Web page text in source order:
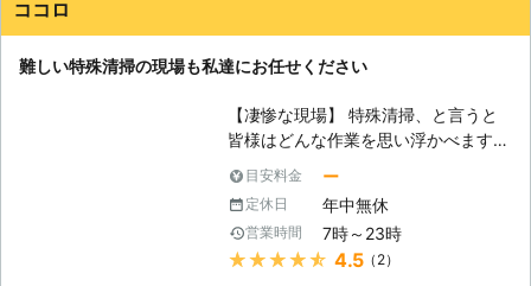
す。遺体から発生した臭いというのは
し、また腐敗した遺体から細菌が発生
している危険性もあるので、知識、経
験や装備がないとできないでしょう。
そのためにクリーンサービスは孤独死
が発生した物件の管理者から非常に頼
られる存在なのです。 【臭いの辛
さ】 腐敗臭というのはイメージする
たです。
2016年12月29日
ココロ
難しい特殊清掃の現場も私達にお任せください
【凄惨な現場】 特殊清掃、と言うと
皆様はどんな作業を思い浮かべます
か？多くの方は、それが孤独死などの
現場の処理を行うものだとご存知かと
思います。近年増加傾向にある孤独死
は、部屋の中で身動きが出来なくなっ
た方が、無惨な最期を遂げてしまいま
目安料金 ー
定休日 年中無休
営業時間 7時～23時
★★★★★ 4.5（2）